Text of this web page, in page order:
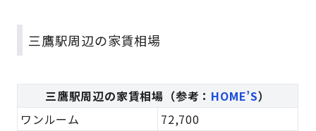
三鷹駅周辺の家賃相場
三鷹駅周辺の家賃相場（参考： HOME’S）
ワンルーム
72,700